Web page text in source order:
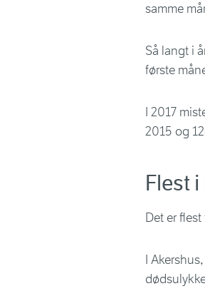
samme
Så langt i
første
I 2017
2015 og
Flest
Det er
I